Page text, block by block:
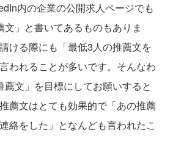
内の企業の公開求人ページでも
文」と書いてあるものもありま
ける際にも「最低3人の推薦文を
われることが多いです。そんなわ
文」を目標にしてお願いすると
薦文はとても効果的で「あの推薦
絡をした」となんども言われたこ